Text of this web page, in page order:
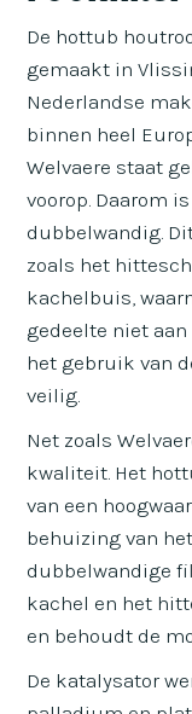
De hottub
gemaakt in
Nederlandse
binnen heel
Welvaere staat
voorop. Daarom is
dubbelwandig.
zoals het
kachelbuis,
gedeelte niet
het gebruik van
veilig.
Net zoals
kwaliteit. Het
van een
behuizing van
dubbelwandige
kachel en het
en behoudt de
De katalysator